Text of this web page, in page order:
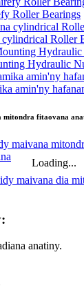
Roller Bearings
cylindrical Roller
Hydraulic
amin'ny
mitondra fitaovana
Loading...
anatiny.